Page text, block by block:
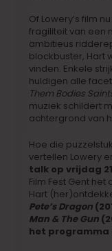
Of Lowery’s film
fragiliteit van een
ambitieus
blockbuster, Hart
vinden. Enkele
huldigen alle
Them Bodies
muziek schildert
achtergrond van
Hoe die
vertellen Lowery
talk op vrijdag
Film Fest Gent
Hart
Pete’s Dragon
Man & The Gun
het programma